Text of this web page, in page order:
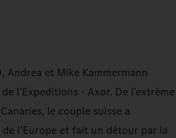
Andrea et Mike Kammermann
l’Expeditions - Axor. De l’extrême
le couple suisse a
l’Europe et fait un détour par la